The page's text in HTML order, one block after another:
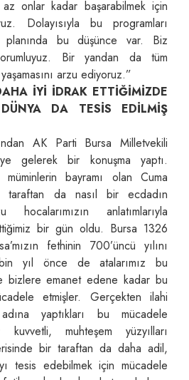
onlar kadar başarabilmek için
Dolayısıyla bu programları
planında bu düşünce var. Biz
Bir yandan da tüm
arzu ediyoruz.”
İYİ İDRAK ETTİĞİMİZDE
DA TESİS EDİLMİŞ
AK Parti Bursa Milletvekili
gelerek bir konuşma yaptı.
bayramı olan Cuma
taraftan da nasıl bir ecdadın
hocalarımızın anlatımlarıyla
bir gün oldu. Bursa 1326
fethinin 700’üncü yılını
bin yıl önce de atalarımız bu
bizlere emanet edene kadar bu
etmişler. Gerçekten ilahi
yaptıkları bu mücadele
muhteşem yüzyılları
bir taraftan da daha adil,
tesis edebilmek için mücadele